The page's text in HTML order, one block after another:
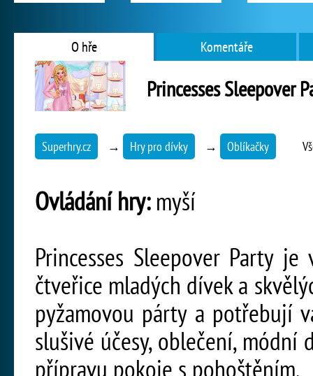
O hře Komentáře
Princesses Sleepover
Superhry.cz → Hry pro dívky → Oblíkačky
Ovládání hry:myší
Princesses Sleepover Party
čtveřice mladých dívek a
pyžamovou párty a potřebují
slušivé účesy, oblečení, módní
přípravu pokoje s pohoštěním.